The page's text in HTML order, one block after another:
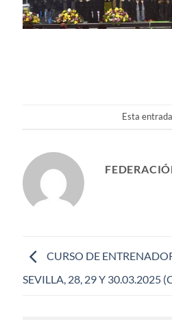
Esta
CURSO DE
SEVILLA, 28, 29 Y 30.03.2025